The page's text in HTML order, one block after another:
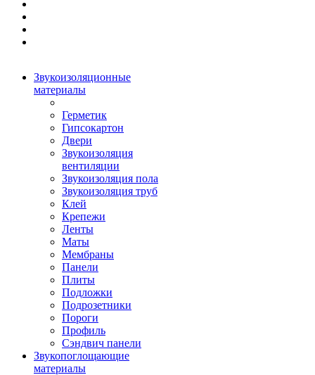
Звукоизоляционные
материалы
Герметик
Гипсокартон
Двери
Звукоизоляция
вентиляции
Звукоизоляция пола
Звукоизоляция труб
Клей
Крепежи
Ленты
Маты
Мембраны
Панели
Плиты
Подложки
Подрозетники
Пороги
Профиль
Сэндвич панели
Звукопоглощающие
материалы